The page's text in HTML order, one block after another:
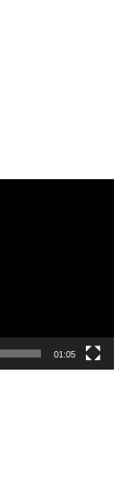
01:05